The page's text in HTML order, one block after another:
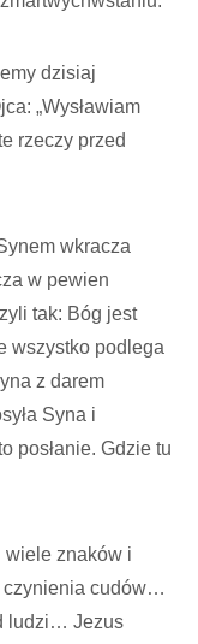
dzisiaj
„Wysławiam
rzeczy przed
wkracza
w pewien
tak: Bóg jest
wszystko podlega
z darem
Syna i
posłanie. Gdzie tu
wiele znaków i
czynienia cudów…
ludzi… Jezus